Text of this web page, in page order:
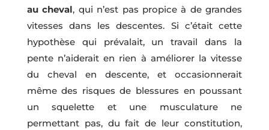
au cheval, qui n’est pas propice à de grandes
vitesses dans les descentes. Si c’était cette
hypothèse qui prévalait, un travail dans la
pente n’aiderait en rien à améliorer la vitesse
du cheval en descente, et occasionnerait
même des risques de blessures en poussant
un squelette et une musculature ne
permettant pas, du fait de leur constitution,